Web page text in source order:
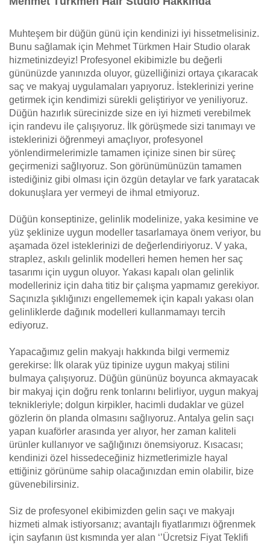
Muhteşem bir düğün günü için kendinizi iyi hissetmelisiniz.
Bunu sağlamak için Mehmet Türkmen Hair Studio olarak
hizmetinizdeyiz! Profesyonel ekibimizle bu değerli
gününüzde yanınızda oluyor, güzelliğinizi ortaya çıkaracak
saç ve makyaj uygulamaları yapıyoruz. İsteklerinizi yerine
getirmek için kendimizi sürekli geliştiriyor ve yeniliyoruz.
Düğün hazırlık sürecinizde size en iyi hizmeti verebilmek
için randevu ile çalışıyoruz. İlk görüşmede sizi tanımayı ve
isteklerinizi öğrenmeyi amaçlıyor, profesyonel
yönlendirmelerimizle tamamen içinize sinen bir süreç
geçirmenizi sağlıyoruz. Son görünümünüzün tamamen
istediğiniz gibi olması için özgün detaylar ve fark yaratacak
dokunuşlara yer vermeyi de ihmal etmiyoruz.
Düğün konseptinize, gelinlik modelinize, yaka kesimine ve
yüz şeklinize uygun modeller tasarlamaya önem veriyor, bu
aşamada özel isteklerinizi de değerlendiriyoruz. V yaka,
straplez, askılı gelinlik modelleri hemen hemen her saç
tasarımı için uygun oluyor. Yakası kapalı olan gelinlik
modelleriniz için daha titiz bir çalışma yapmamız gerekiyor.
Saçınızla şıklığınızı engellememek için kapalı yakası olan
gelinliklerde dağınık modelleri kullanmamayı tercih
ediyoruz.
Yapacağımız gelin makyajı hakkında bilgi vermemiz
gerekirse: İlk olarak yüz tipinize uygun makyaj stilini
bulmaya çalışıyoruz. Düğün gününüz boyunca akmayacak
bir makyaj için doğru renk tonlarını belirliyor, uygun makyaj
teknikleriyle; dolgun kirpikler, hacimli dudaklar ve güzel
gözlerin ön planda olmasını sağlıyoruz. Antalya gelin saçı
yapan kuaförler arasında yer alıyor, her zaman kaliteli
ürünler kullanıyor ve sağlığınızı önemsiyoruz. Kısacası;
kendinizi özel hissedeceğiniz hizmetlerimizle hayal
ettiğiniz görünüme sahip olacağınızdan emin olabilir, bize
güvenebilirsiniz.
Siz de profesyonel ekibimizden gelin saçı ve makyajı
hizmeti almak istiyorsanız; avantajlı fiyatlarımızı öğrenmek
için sayfanın üst kısmında yer alan ‘’Ücretsiz Fiyat Teklifi